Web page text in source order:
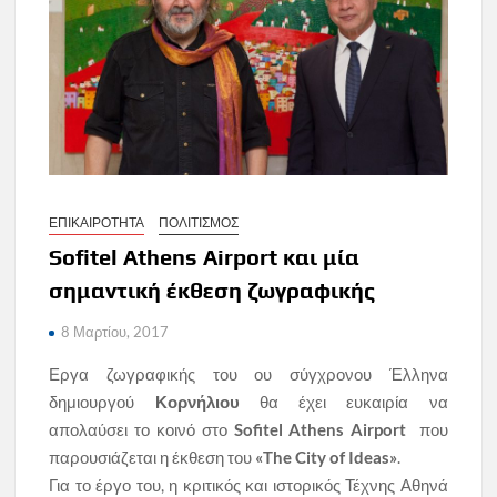
ΕΠΙΚΑΙΡΟΤΗΤΑ ΠΟΛΙΤΙΣΜΟΣ
Sofitel Athens Airport και μία
σημαντική έκθεση ζωγραφικής
8 Μαρτίου, 2017
Εργα ζωγραφικής του ου σύγχρονου Έλληνα
δημιουργού Κορνήλιου θα έχει ευκαιρία να
απολαύσει το κοινό στο Sofitel Athens Airport που
παρουσιάζεται η έκθεση του «The City of Ideas».
Για το έργο του, η κριτικός και ιστορικός Τέχνης Αθηνά